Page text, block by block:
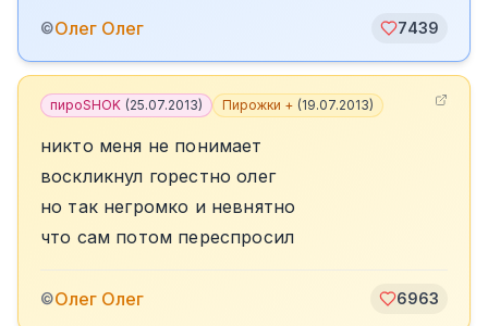
©Олег Олег 7439
пироSHOK (25.07.2013) Пирожки + (19.07.2013)
никто меня не понимает
воскликнул горестно олег
но так негромко и невнятно
что сам потом переспросил
©Олег Олег 6963